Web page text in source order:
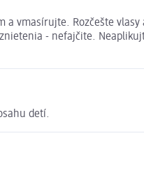
vmasírujte. Rozčešte
- nefajčite.
detí.